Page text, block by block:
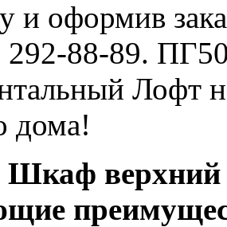
и оформив
292-88-89.
Лофт
дома!
верхний